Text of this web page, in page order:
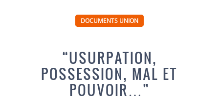
DOCUMENTS UNION
“USURPATION,
POSSESSION, MAL ET
POUVOIR…”